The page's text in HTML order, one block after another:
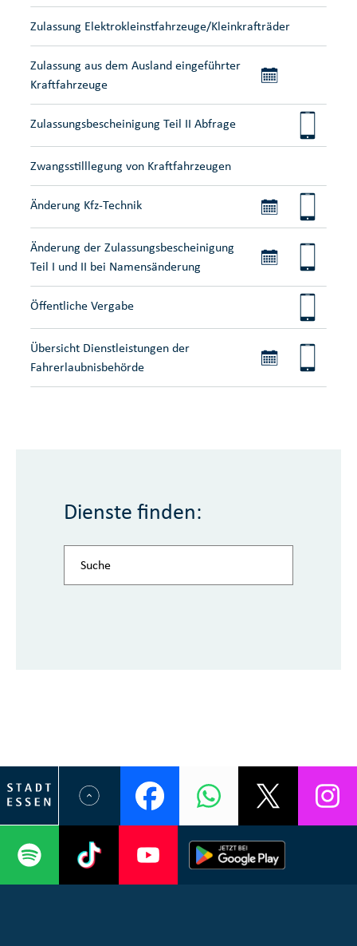
Zulassung Elektrokleinstfahrzeuge/Kleinkrafträder
Zulassung aus dem Ausland eingeführter
Kraftfahrzeuge
Zulassungsbescheinigung Teil II Abfrage
Zwangsstilllegung von Kraftfahrzeugen
Änderung Kfz-Technik
Änderung der Zulassungsbescheinigung
Teil I und II bei Namensänderung
Öffentliche Vergabe
Übersicht Dienstleistungen der
Fahrerlaubnisbehörde
Dienste finden: